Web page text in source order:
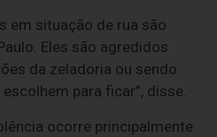
em situação de rua são
Eles são agredidos
da zeladoria ou sendo
para ficar”, disse.
ocorre principalmente